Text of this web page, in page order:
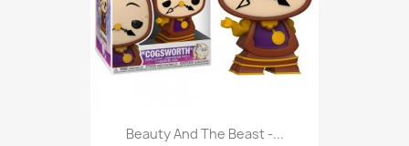
Beauty And The Beast -...